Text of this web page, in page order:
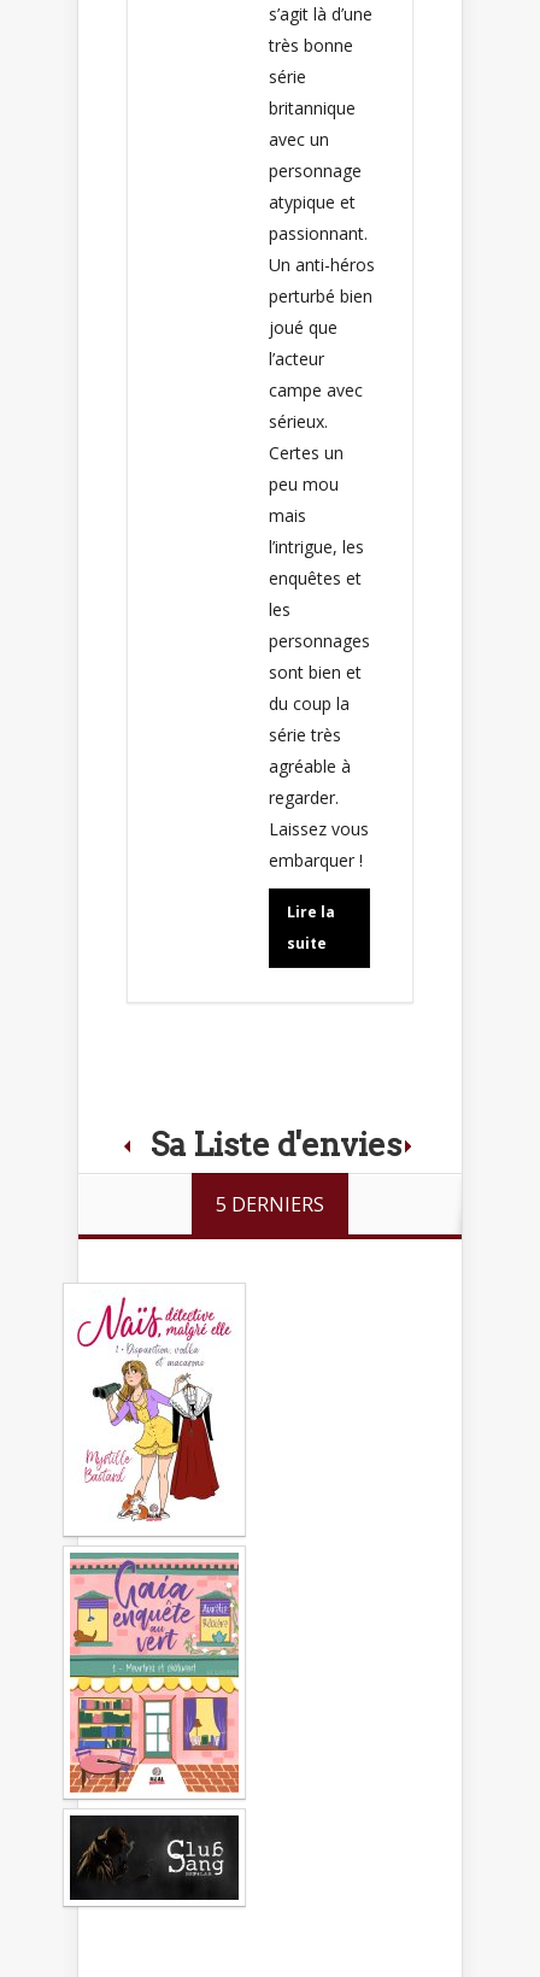
s’agit là d’une
très bonne
série
britannique
avec un
personnage
atypique et
passionnant.
Un anti-héros
perturbé bien
joué que
l’acteur
campe avec
sérieux.
Certes un
peu mou
mais
l’intrigue, les
enquêtes et
les
personnages
sont bien et
du coup la
série très
agréable à
regarder.
Laissez vous
embarquer !
Lire la
suite
Sa Liste d'envies
5 DERNIERS